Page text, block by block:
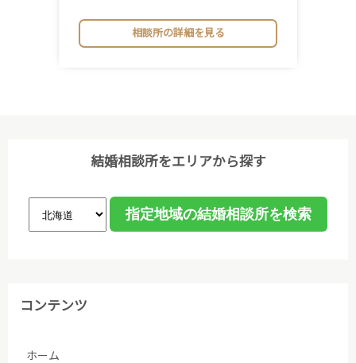
相談所の詳細を見る
結婚相談所をエリアから探す
コンテンツ
ホーム